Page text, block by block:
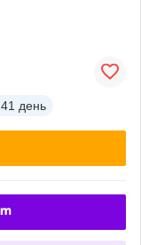
41 день